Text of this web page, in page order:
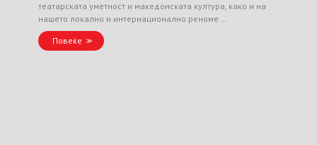
театарската уметност и македонската култура, како и на
нашето локално и интернационално реноме …
Повеќе